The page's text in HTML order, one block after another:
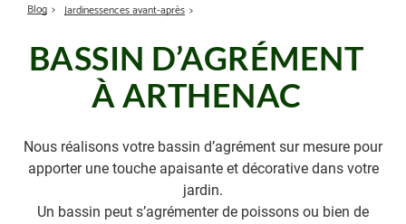
Blog Jardinessences avant-après
BASSIN D’AGRÉMENT
À ARTHENAC
Nous réalisons votre bassin d’agrément sur mesure pour
apporter une touche apaisante et décorative dans votre
jardin.
Un bassin peut s’agrémenter de poissons ou bien de